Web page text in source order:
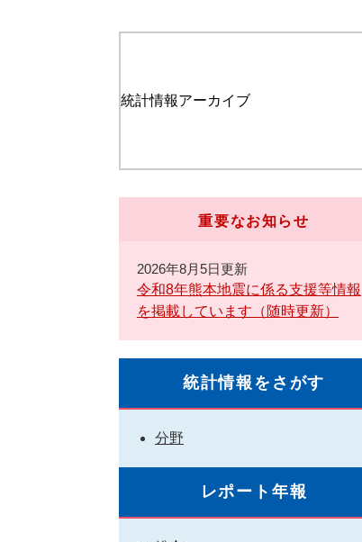
統計情報アーカイブ
重要なお知らせ
2026年8月5日更新
令和8年熊本地震に係る支援等情報
を掲載しています（随時更新）
統計情報をさがす
分野
レポート年報